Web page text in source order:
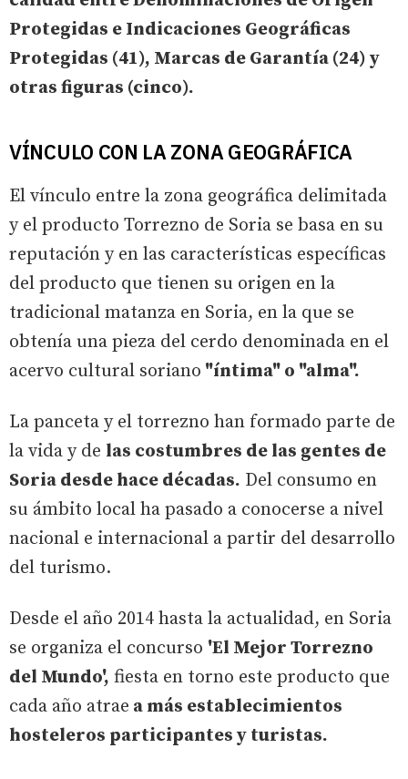
Protegidas e Indicaciones Geográficas
Protegidas (41), Marcas de Garantía (24) y
otras figuras (cinco).
VÍNCULO CON LA ZONA GEOGRÁFICA
El vínculo entre la zona geográfica delimitada
y el producto Torrezno de Soria se basa en su
reputación y en las características específicas
del producto que tienen su origen en la
tradicional matanza en Soria, en la que se
obtenía una pieza del cerdo denominada en el
acervo cultural soriano "íntima" o "alma".
La panceta y el torrezno han formado parte de
la vida y de las costumbres de las gentes de
Soria desde hace décadas. Del consumo en
su ámbito local ha pasado a conocerse a nivel
nacional e internacional a partir del desarrollo
del turismo.
Desde el año 2014 hasta la actualidad, en Soria
se organiza el concurso 'El Mejor Torrezno
del Mundo', fiesta en torno este producto que
cada año atrae a más establecimientos
hosteleros participantes y turistas.